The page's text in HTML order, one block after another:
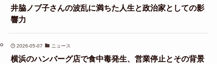
井脇ノブ子さんの波乱に満ちた人生と政治家としての影
響力
2026-05-07 ニュース
横浜のハンバーグ店で食中毒発生、営業停止とその背景